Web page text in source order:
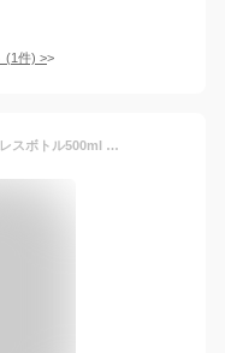
(1件) >
リラックマ 保温保冷水筒 八角ステンレスボトル500ml リラックマベーシック サンエックス スケーター プレゼント キャラクター グッズ シネマコレクション